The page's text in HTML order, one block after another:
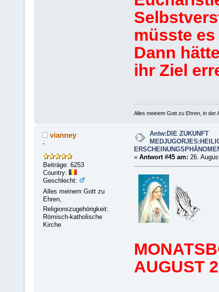
müsste
Dann
ihr Ziel
Alles meinem Gott zu Ehren, in der
vianney
'
Beiträge: 6253
Country:
Geschlecht:
Alles meinem Gott zu
Ehren,
Religionszugehörigkeit:
Römisch-katholische
Kirche
Antw:DIE ZUKUNFT
« Antwort #45 am: 26.
AUGUST